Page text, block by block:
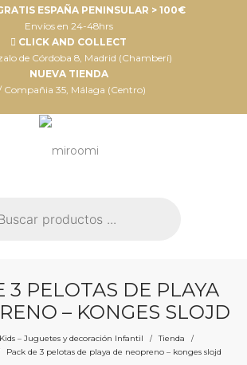
ESPAÑA PENINSULAR > 100€
Envíos en 24-48hrs
CLICK AND COLLECT
de Córdoba 8, Madrid (Chamberí)
NUEVA TIENDA
Compañia 35, Málaga (Centro)
3 PELOTAS DE PLAYA
– KONGES SLOJD
– Juguetes y decoración Infantil / Tienda /
Pack de 3 pelotas de playa de neopreno – konges slojd